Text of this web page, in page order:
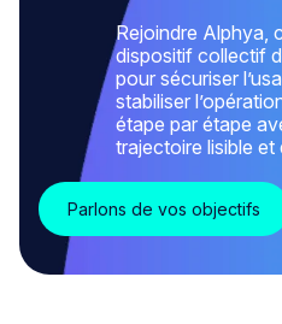
Rejoindre Alphya,
dispositif collectif
pour sécuriser
stabiliser
étape par étape
trajectoire lisible et
Parlons de vos objectifs